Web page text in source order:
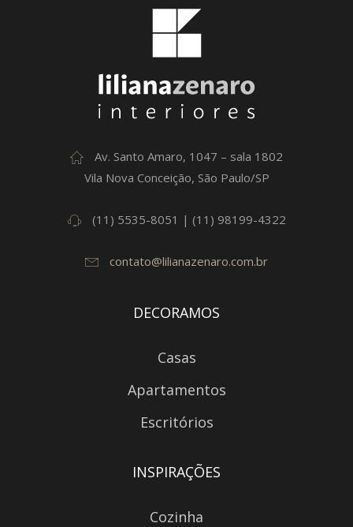
Av. Santo Amaro, 1047 – sala 1802
Vila Nova Conceição, São Paulo/SP
(11) 5535-8051 | (11) 98199-4322
contato@lilianazenaro.com.br
DECORAMOS
Casas
Apartamentos
Escritórios
INSPIRAÇÕES
Cozinha